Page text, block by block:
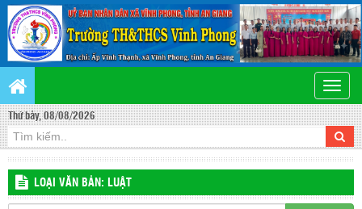
Toggle
Thứ bảy, 08/08/2026
LOẠI VĂN BẢN: LUẬT